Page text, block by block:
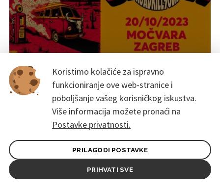
Music
Unida i RoadkillSoda u Zagrebu!
20. listopada 2023. u 20:00
Močvara, Zagreb
Koristimo kolačiće za ispravno
funkcioniranje ove web-stranice i
poboljšanje vašeg korisničkog iskustva.
Više informacija možete pronaći na
Postavke privatnosti.
PRILAGODI POSTAVKE
PRIHVATI SVE